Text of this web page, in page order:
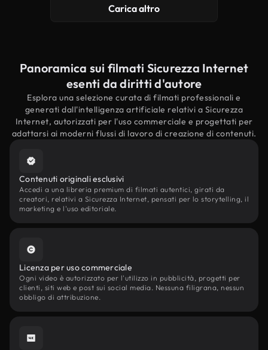
Carica altro
Panoramica sui filmati Sicurezza Internet
esenti da diritti d'autore
Esplora una selezione curata di filmati professionali e
generati dall'intelligenza artificiale relativi a Sicurezza
Internet, autorizzati per l'uso commerciale e progettati per
adattarsi ai moderni flussi di lavoro di creazione di contenuti.
Contenuti originali esclusivi
Accedi a una libreria premium di filmati autentici, girati da
creatori, relativi a Sicurezza Internet, pensati per lo storytelling, il
marketing e l'uso editoriale.
Licenza per uso commerciale
Ogni video è autorizzato per l'utilizzo in pubblicità, progetti per
clienti, siti web e post sui social media. Nessuna filigrana, nessun
obbligo di attribuzione.